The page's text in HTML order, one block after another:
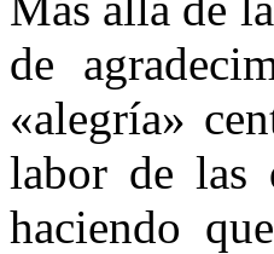
de
«alegría»
labor de las
haciendo